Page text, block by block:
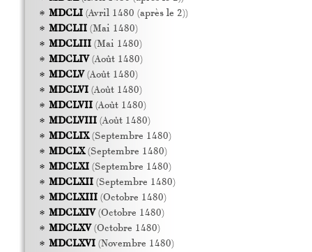
MDCLI(Avril 1480 (après le 2))
MDCLII(Mai 1480)
MDCLIII(Mai 1480)
MDCLIV(Août 1480)
MDCLV(Août 1480)
MDCLVI(Août 1480)
MDCLVII(Août 1480)
MDCLVIII(Août 1480)
MDCLIX(Septembre 1480)
MDCLX(Septembre 1480)
MDCLXI(Septembre 1480)
MDCLXII(Septembre 1480)
MDCLXIII(Octobre 1480)
MDCLXIV(Octobre 1480)
MDCLXV(Octobre 1480)
MDCLXVI(Novembre 1480)